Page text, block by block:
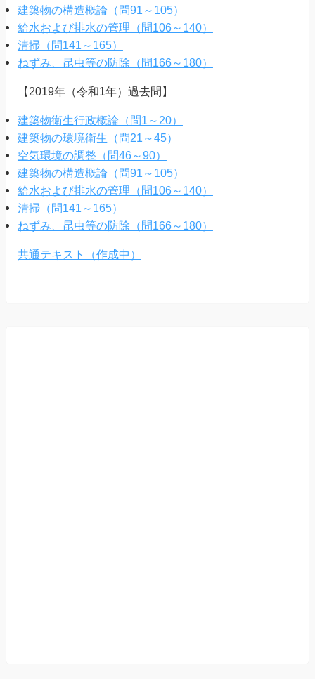
建築物の構造概論（問91～105）
給水および排水の管理（問106～140）
清掃（問141～165）
ねずみ、昆虫等の防除（問166～180）
【2019年（令和1年）過去問】
建築物衛生行政概論（問1～20）
建築物の環境衛生（問21～45）
空気環境の調整（問46～90）
建築物の構造概論（問91～105）
給水および排水の管理（問106～140）
清掃（問141～165）
ねずみ、昆虫等の防除（問166～180）
共通テキスト（作成中）